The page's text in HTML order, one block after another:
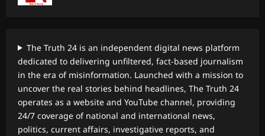
The Truth 24 is an independent digital news platform
dedicated to delivering unfiltered, fact-based journalism
in the era of misinformation. Launched with a mission to
uncover the real stories behind headlines, The Truth 24
operates as a website and YouTube channel, providing
24/7 coverage of national and international news,
politics, current affairs, investigative reports, and